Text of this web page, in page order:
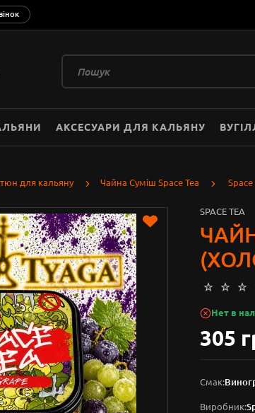
АКСЕСУАРИ ДЛЯ КАЛЬЯНУ
для кальяну Чайна Суміш Space Tea Space
SPACE TEA
Нет в
305
Смак:
Виробник: